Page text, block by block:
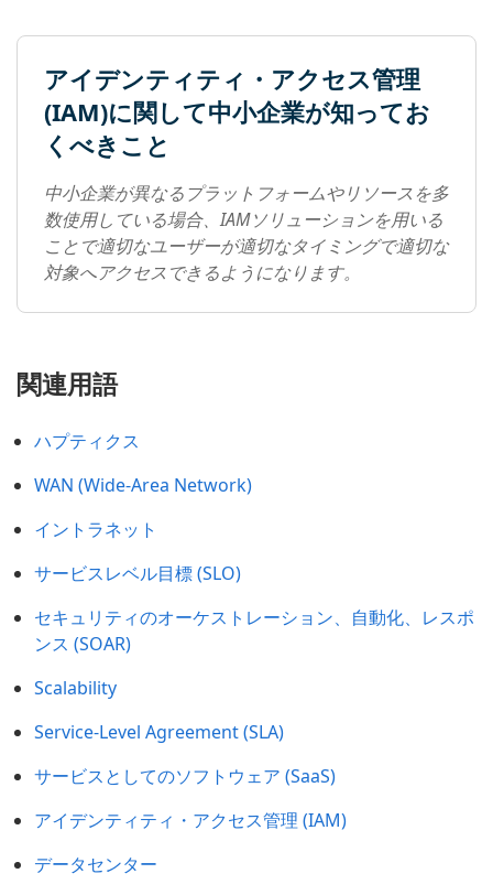
アイデンティティ・アクセス管理
(IAM)に関して中小企業が知ってお
くべきこと
中小企業が異なるプラットフォームやリソースを多
数使用している場合、IAMソリューションを用いる
ことで適切なユーザーが適切なタイミングで適切な
対象へアクセスできるようになります。
関連用語
ハプティクス
WAN (Wide-Area Network)
イントラネット
サービスレベル目標 (SLO)
セキュリティのオーケストレーション、自動化、レスポ
ンス (SOAR)
Scalability
Service-Level Agreement (SLA)
サービスとしてのソフトウェア (SaaS)
アイデンティティ・アクセス管理 (IAM)
データセンター